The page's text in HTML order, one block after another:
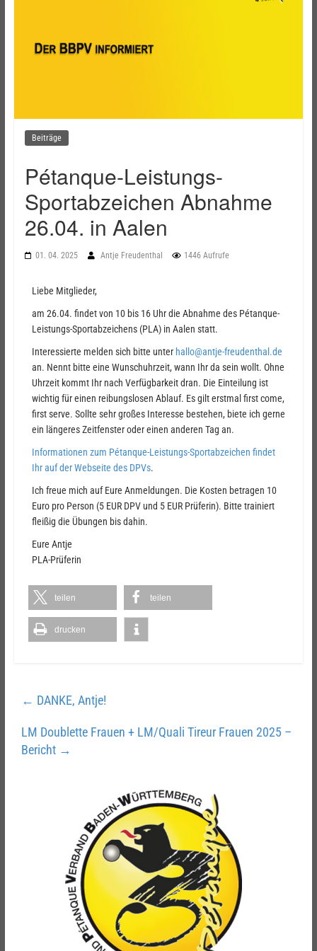
Beiträge
Pétanque-Leistungs-
Sportabzeichen Abnahme
26.04. in Aalen
01. 04. 2025 Antje Freudenthal 1446 Aufrufe
Liebe Mitglieder,
am 26.04. findet von 10 bis 16 Uhr die Abnahme des Pétanque-
Leistungs-Sportabzeichens (PLA) in Aalen statt.
Interessierte melden sich bitte unter hallo@antje-freudenthal.de
an. Nennt bitte eine Wunschuhrzeit, wann Ihr da sein wollt. Ohne
Uhrzeit kommt Ihr nach Verfügbarkeit dran. Die Einteilung ist
wichtig für einen reibungslosen Ablauf. Es gilt erstmal first come,
first serve. Sollte sehr großes Interesse bestehen, biete ich gerne
ein längeres Zeitfenster oder einen anderen Tag an.
Informationen zum Pétanque-Leistungs-Sportabzeichen findet
Ihr auf der Webseite des DPVs.
Ich freue mich auf Eure Anmeldungen. Die Kosten betragen 10
Euro pro Person (5 EUR DPV und 5 EUR Prüferin). Bitte trainiert
fleißig die Übungen bis dahin.
Eure Antje
PLA-Prüferin
teilen teilen
drucken
← DANKE, Antje!
LM Doublette Frauen + LM/Quali Tireur Frauen 2025 –
Bericht →